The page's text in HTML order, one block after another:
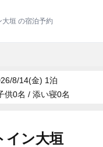
大垣 の宿泊予約
8/14(金) 1泊
供0名 / 添い寝0名
イン大垣